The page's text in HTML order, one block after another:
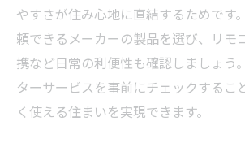
注文住宅の快適性を高める電
の使い方
電動シャッターがもたらす
の効果
注文住宅で断熱・遮音性能を
やすさが住み心地に直結するためです
頼できるメーカーの製品を選び、リモ
携など日常の利便性も確認しましょう
ターサービスを事前にチェックするこ
く使える住まいを実現できます。